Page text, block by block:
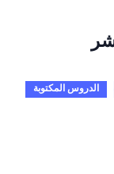
الدروس المكتوبة